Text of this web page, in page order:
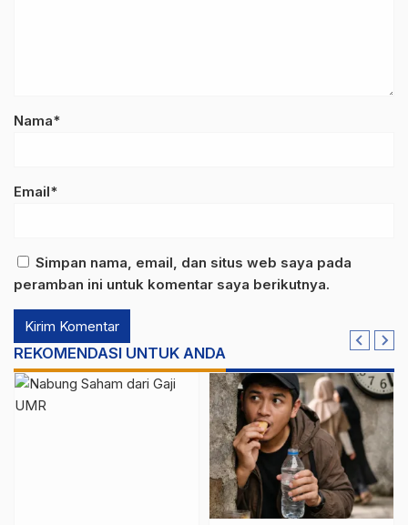
Nama*
Email*
Simpan nama, email, dan situs web saya pada
peramban ini untuk komentar saya berikutnya.
REKOMENDASI UNTUK ANDA